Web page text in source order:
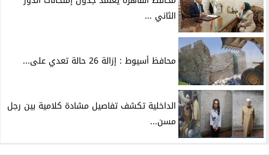
الثاني ...
محافظ أسيوط : إزالة 26 حالة تعدي على...
الداخلية تكشف تفاصيل مشادة كلامية بين رجل
مسن...